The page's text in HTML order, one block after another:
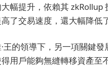
幅提升，依賴其 zkRollup
了交易速度，還大幅降低
王的領導下，另一項關鍵
用戶能夠無縫轉移資產至